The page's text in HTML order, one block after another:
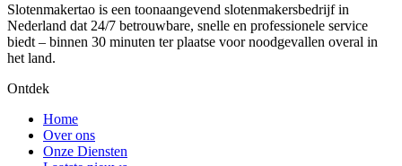
Slotenmakertao is een toonaangevend slotenmakersbedrijf in
Nederland dat 24/7 betrouwbare, snelle en professionele service
biedt – binnen 30 minuten ter plaatse voor noodgevallen overal in
het land.
Ontdek
Home
Over ons
Onze Diensten